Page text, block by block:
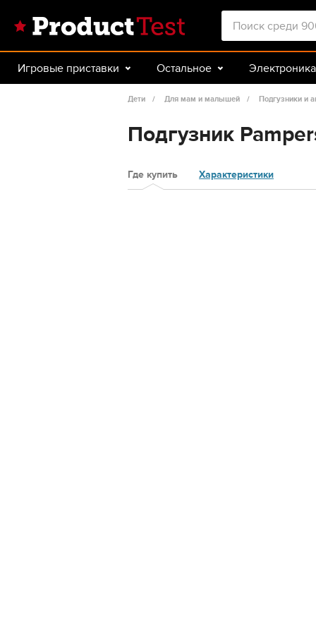
Игровые приставки Остальное Электроника
Авто Спорт и туризм
Дети Для мам и малышей Подгузники и
Подгузник
Где купить Характеристики